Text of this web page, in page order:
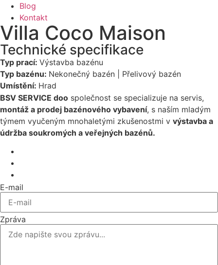
Blog
Kontakt
Villa Coco Maison
Technické specifikace
Typ prací: Výstavba bazénu
Typ bazénu: Nekonečný bazén | Přelivový bazén
Umístění: Hrad
BSV SERVICE doo společnost se specializuje na servis,
montáž a prodej bazénového vybavení, s naším mladým
týmem vyučeným mnohaletými zkušenostmi v výstavba a
údržba soukromých a veřejných bazénů.
E-mail
Zpráva